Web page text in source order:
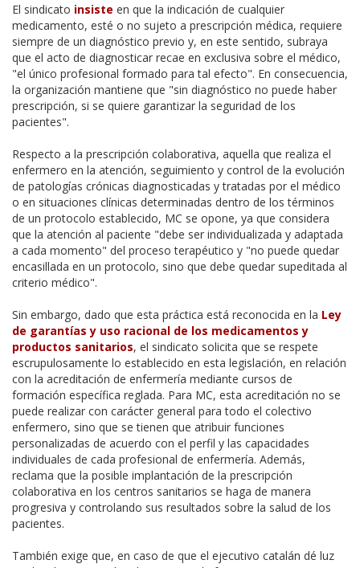
El sindicato insiste en que la indicación de cualquier
medicamento, esté o no sujeto a prescripción médica, requiere
siempre de un diagnóstico previo y, en este sentido, subraya
que el acto de diagnosticar recae en exclusiva sobre el médico,
"el único profesional formado para tal efecto". En consecuencia,
la organización mantiene que "sin diagnóstico no puede haber
prescripción, si se quiere garantizar la seguridad de los
pacientes".
Respecto a la prescripción colaborativa, aquella que realiza el
enfermero en la atención, seguimiento y control de la evolución
de patologías crónicas diagnosticadas y tratadas por el médico
o en situaciones clínicas determinadas dentro de los términos
de un protocolo establecido, MC se opone, ya que considera
que la atención al paciente "debe ser individualizada y adaptada
a cada momento" del proceso terapéutico y "no puede quedar
encasillada en un protocolo, sino que debe quedar supeditada al
criterio médico".
Sin embargo, dado que esta práctica está reconocida en la Ley
de garantías y uso racional de los medicamentos y
productos sanitarios, el sindicato solicita que se respete
escrupulosamente lo establecido en esta legislación, en relación
con la acreditación de enfermería mediante cursos de
formación específica reglada. Para MC, esta acreditación no se
puede realizar con carácter general para todo el colectivo
enfermero, sino que se tienen que atribuir funciones
personalizadas de acuerdo con el perfil y las capacidades
individuales de cada profesional de enfermería. Además,
reclama que la posible implantación de la prescripción
colaborativa en los centros sanitarios se haga de manera
progresiva y controlando sus resultados sobre la salud de los
pacientes.
También exige que, en caso de que el ejecutivo catalán dé luz